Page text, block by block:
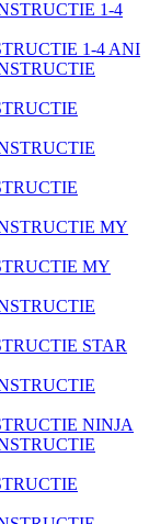
1-4 ANI
MY
STAR
NINJA